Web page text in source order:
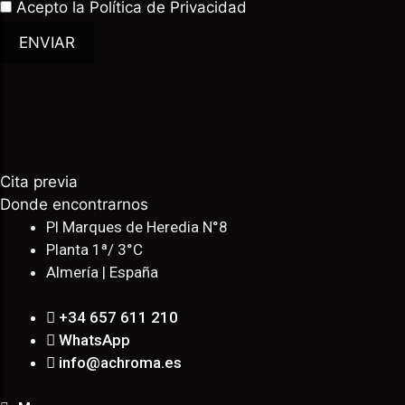
Acepto la Política de Privacidad
ENVIAR
Cita previa
Donde encontrarnos
Pl Marques de Heredia N°8
Planta 1ª/ 3°C
Almería | España
+34 657 611 210
WhatsApp
info@achroma.es